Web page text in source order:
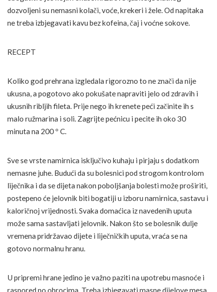
dozvoljeni su nemasni kolači, voće, krekeri i žele. Od napitaka
ne treba izbjegavati kavu bez kofeina, čaj i voćne sokove.
RECEPT
Koliko god prehrana izgledala rigorozno to ne znači da nije
ukusna, a pogotovo ako pokušate napraviti jelo od zdravih i
ukusnih ribljih fileta. Prije nego ih krenete peći začinite ih s
malo ružmarina i soli. Zagrijte pećnicu i pecite ih oko 30
minuta na 200 º C.
Sve se vrste namirnica isključivo kuhaju i pirjaju s dodatkom
nemasne juhe. Budući da su bolesnici pod strogom kontrolom
liječnika i da se dijeta nakon poboljšanja bolesti može proširiti,
postepeno će jelovnik biti bogatiji u izboru namirnica, sastavu i
kaloričnoj vrijednosti. Svaka domaćica iz navedenih uputa
može sama sastavljati jelovnik. Nakon što se bolesnik dulje
vremena pridržavao dijete i liječničkih uputa, vraća se na
gotovo normalnu hranu.
U pripremi hrane jedino je važno paziti na upotrebu masnoće i
raspored po obrocima. Treba izbjegavati masne dijelove mesa,